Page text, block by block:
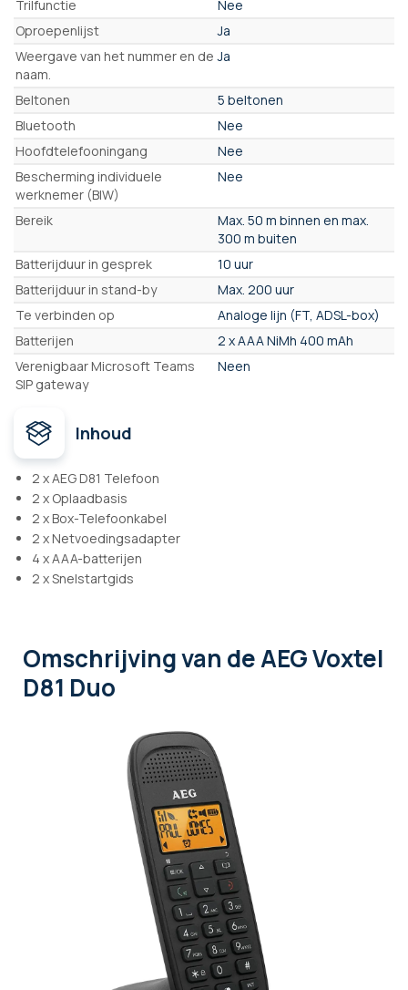
Trilfunctie
Nee
Oproepenlijst
Ja
Weergave van het nummer en de
naam.
Ja
Beltonen
5 beltonen
Bluetooth
Nee
Hoofdtelefooningang
Nee
Bescherming individuele
werknemer (BIW)
Nee
Bereik
Max. 50 m binnen en max.
300 m buiten
Batterijduur in gesprek
10 uur
Batterijduur in stand-by
Max. 200 uur
Te verbinden op
Analoge lijn (FT, ADSL-box)
Batterijen
2 x AAA NiMh 400 mAh
Verenigbaar Microsoft Teams
SIP gateway
Neen
Inhoud
2 x AEG D81 Telefoon
2 x Oplaadbasis
2 x Box-Telefoonkabel
2 x Netvoedingsadapter
4 x AAA-batterijen
2 x Snelstartgids
Omschrijvingvan de AEG Voxtel
D81 Duo